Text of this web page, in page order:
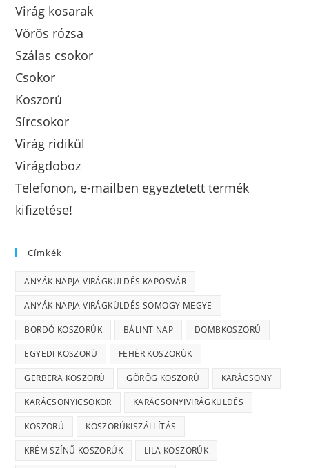
Virág kosarak
Vörös rózsa
Szálas csokor
Csokor
Koszorú
Sírcsokor
Virág ridikül
Virágdoboz
Telefonon, e-mailben egyeztetett termék
kifizetése!
Címkék
ANYÁK NAPJA VIRÁGKÜLDÉS KAPOSVÁR
ANYÁK NAPJA VIRÁGKÜLDÉS SOMOGY MEGYE
BORDÓ KOSZORÚK BÁLINT NAP DOMBKOSZORÚ
EGYEDI KOSZORÚ FEHÉR KOSZORÚK
GERBERA KOSZORÚ GÖRÖG KOSZORÚ KARÁCSONY
KARÁCSONYICSOKOR KARÁCSONYIVIRÁGKÜLDÉS
KOSZORÚ KOSZORÚKISZÁLLÍTÁS
KRÉM SZÍNŰ KOSZORÚK LILA KOSZORÚK